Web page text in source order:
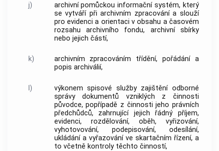
j) archivní pomůckou informační systém, který
se vytváří přiarchivním zpracovánía slouží
pro evidenci a orientaci v obsahu a časovém
rozsahu archivního fondu, archivní sbírky
nebo jejich částí,
k) archivním zpracováním třídění, pořádání a
popis archiválií,
l) výkonem spisové službyzajištění odborné
správydokumentů vzniklých z činnosti
původce, popřípadě z činnosti jeho právních
předchůdců, zahrnující jejich řádný příjem,
evidenci, rozdělování, oběh, vyřizování,
vyhotovování, podepisování, odesílání,
ukládání a vyřazování ve skartačním řízení, a
to včetně kontroly těchto činností,